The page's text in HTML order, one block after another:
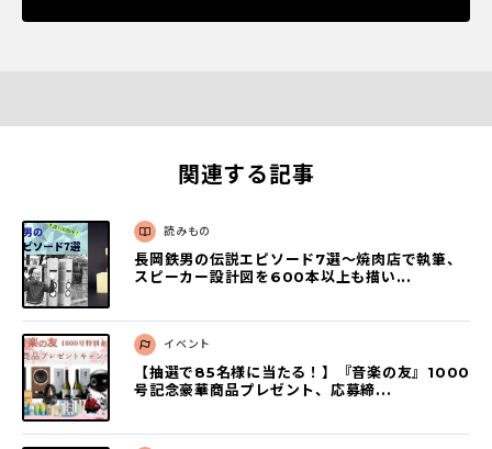
関連する記事
読みもの
長岡鉄男の伝説エピソード7選〜焼肉店で執筆、
スピーカー設計図を600本以上も描い...
イベント
【抽選で85名様に当たる！】『音楽の友』1000
号記念豪華商品プレゼント、応募締...